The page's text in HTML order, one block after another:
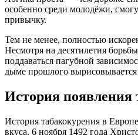
особенно среди молодёжи,
привычку.
Тем не менее, полностью
Несмотря на десятилетия
поддаваться пагубной
дыме прошлого вырисовывается
История появления
История табакокурения в
вкуса. 6 ноября 1492 года